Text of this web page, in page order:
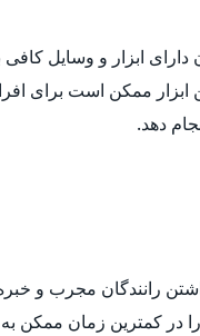
دارای ابزار و وسایل
ابزار ممکن است برای
دهد.
رانندگان مجرب و
را در کمترین زمان ممکن